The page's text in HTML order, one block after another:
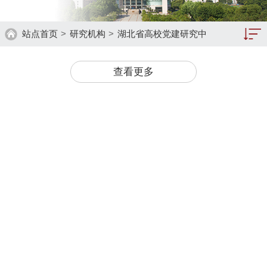
站点首页 > 研究机构 > 湖北省高校党建研究中
马克思主义基本理论研究中心
查看更多